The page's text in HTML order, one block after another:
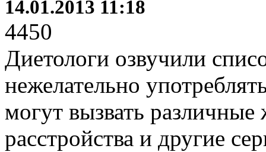
14.01.2013 11:18
4450
Диетологи озвучили
нежелательно
могут вызвать
расстройства и другие